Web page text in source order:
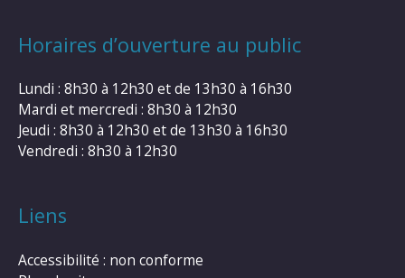
Horaires d’ouverture au public
Lundi : 8h30 à 12h30 et de 13h30 à 16h30
Mardi et mercredi : 8h30 à 12h30
Jeudi : 8h30 à 12h30 et de 13h30 à 16h30
Vendredi : 8h30 à 12h30
Liens
Accessibilité : non conforme